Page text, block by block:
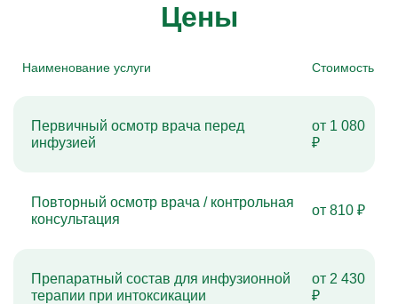
Цены
Наименование услуги Стоимость
Первичный осмотр врача перед
инфузией
от 1 080
₽
Повторный осмотр врача / контрольная
консультация
от 810 ₽
Препаратный состав для инфузионной
терапии при интоксикации
от 2 430
₽